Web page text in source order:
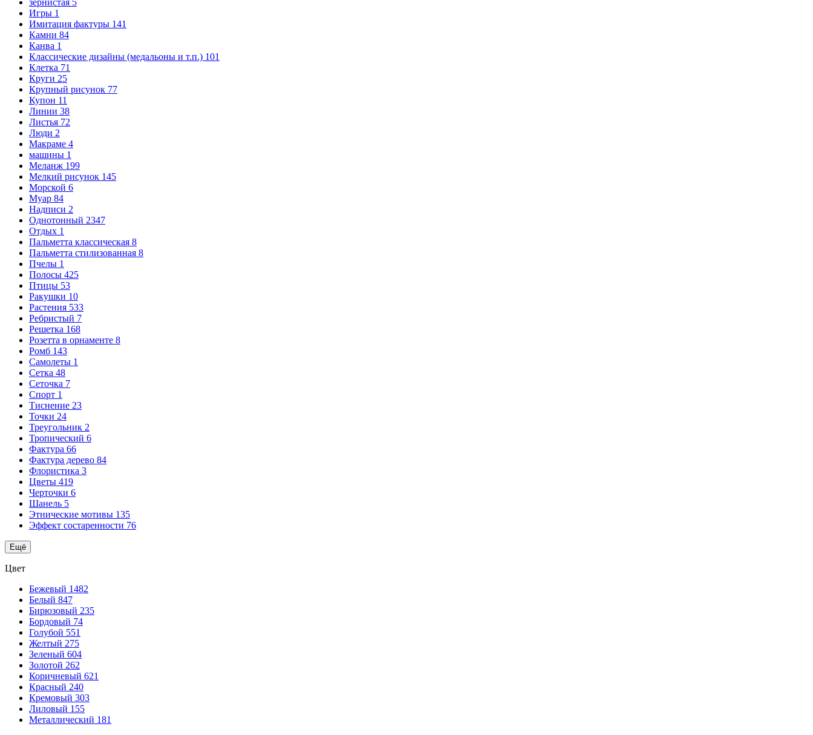
зернистая 5
Игры 1
Имитация фактуры 141
Камни 84
Канва 1
Классические дизайны (медальоны и т.п.) 101
Клетка 71
Круги 25
Крупный рисунок 77
Купон 11
Линии 38
Листья 72
Люди 2
Макраме 4
машины 1
Меланж 199
Мелкий рисунок 145
Морской 6
Муар 84
Надписи 2
Однотонный 2347
Отдых 1
Пальметта классическая 8
Пальметта стилизованная 8
Пчелы 1
Полосы 425
Птицы 53
Ракушки 10
Растения 533
Ребристый 7
Решетка 168
Розетта в орнаменте 8
Ромб 143
Самолеты 1
Сетка 48
Сеточка 7
Спорт 1
Тиснение 23
Точки 24
Треугольник 2
Тропический 6
Фактура 66
Фактура дерево 84
Флористика 3
Цветы 419
Черточки 6
Шанель 5
Этнические мотивы 135
Эффект состаренности 76
Ещё
Цвет
Бежевый 1482
Белый 847
Бирюзовый 235
Бордовый 74
Голубой 551
Желтый 275
Зеленый 604
Золотой 262
Коричневый 621
Красный 240
Кремовый 303
Лиловый 155
Металлический 181